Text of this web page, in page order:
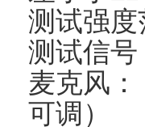
测试强度
测试信
麦克风
可调）